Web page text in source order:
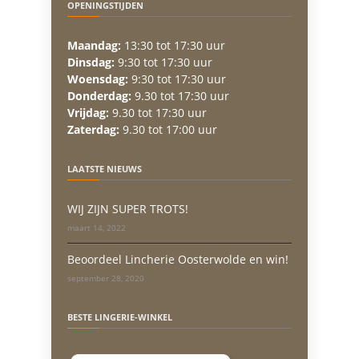
OPENINGSTIJDEN
Maandag: 13:30 tot 17:30 uur
Dinsdag: 9:30 tot 17:30 uur
Woensdag: 9:30 tot 17:30 uur
Donderdag: 9.30 tot 17:30 uur
Vrijdag: 9.30 tot 17:30 uur
Zaterdag: 9.30 tot 17:00 uur
LAATSTE NIEUWS
WIJ ZIJN SUPER TROTS!
maart 14, 2022
Beoordeel Lincherie Oosterwolde en win!
september 28, 2020
BESTE LINGERIE-WINKEL